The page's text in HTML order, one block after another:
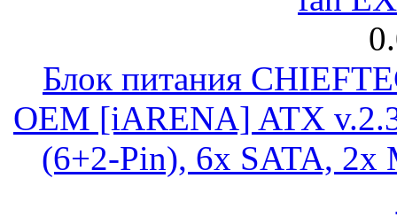
Блок питания
OEM [iARENA] ATX
(6+2-Pin), 6x SATA, 2x